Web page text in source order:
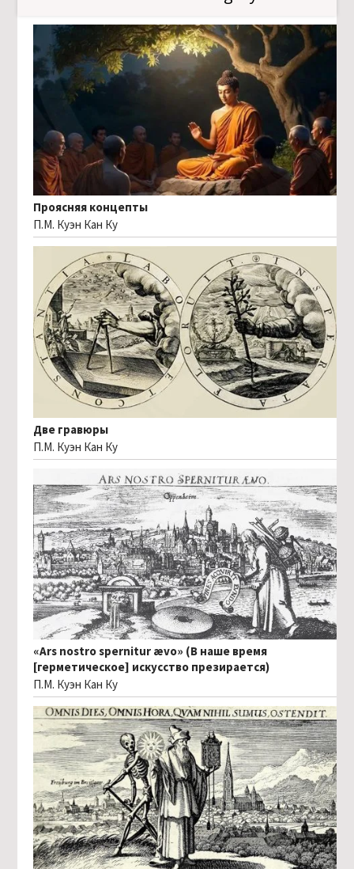
Проясняя концепты
П.М. Куэн Кан Ку
Две гравюры
П.М. Куэн Кан Ку
«Ars nostro spernitur ævo» (В наше время
[герметическое] искусство презирается)
П.М. Куэн Кан Ку